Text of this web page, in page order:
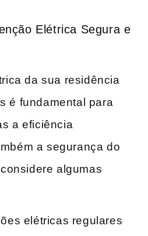
Elétrica Segura e⁤
da sua residência
é fundamental para
a eficiência
a segurança​ do
algumas
elétricas regulares